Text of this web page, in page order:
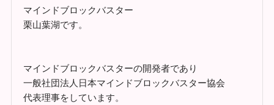
マインドブロックバスター
栗山葉湖です。
マインドブロックバスターの開発者であり
一般社団法人日本マインドブロックバスター協会
代表理事をしています。